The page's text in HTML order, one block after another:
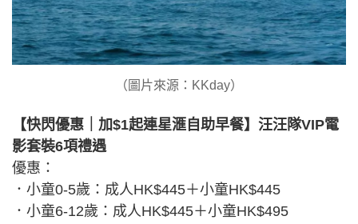
（圖片來源：KKday）
【快閃優惠｜加$1起連星滙自助早餐】汪汪隊VIP電
影套裝6項禮遇
優惠：
．小童0-5歲：成人HK$445＋小童HK$445
．小童6-12歲：成人HK$445＋小童HK$495